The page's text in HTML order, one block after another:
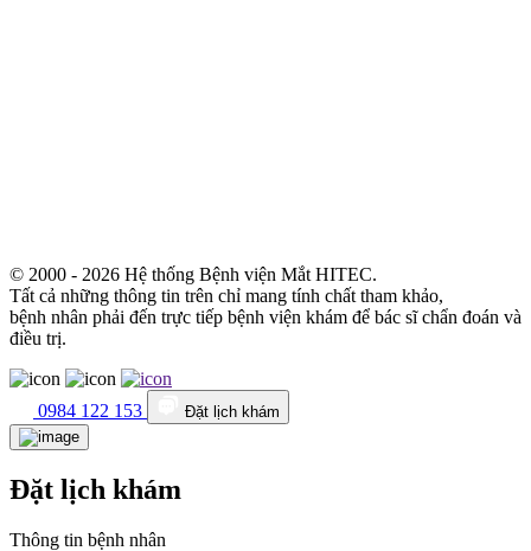
© 2000 - 2026 Hệ thống Bệnh viện Mắt HITEC.
Tất cả những thông tin trên chỉ mang tính chất tham khảo,
bệnh nhân phải đến trực tiếp bệnh viện khám để bác sĩ chẩn đoán và
điều trị.
0984 122 153 Đặt lịch khám
Đặt lịch khám
Thông tin bệnh nhân